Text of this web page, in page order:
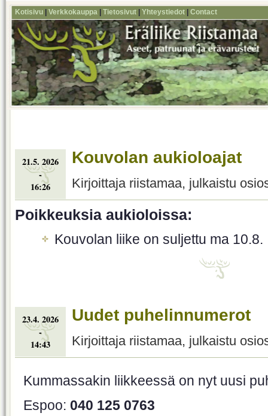
Kotisivu Verkkokauppa Tietosivut Yhteystiedot Contact
21.5. 2026
-
16:26
Kouvolan aukioloajat
Kirjoittaja riistamaa, julkaistu
Poikkeuksia aukioloissa:
Kouvolan liike on suljettu ma 10.8.
23.4. 2026
-
14:43
Uudet puhelinnumerot
Kirjoittaja riistamaa, julkaistu
Kummassakin liikkeessä on nyt uusi
Espoo: 040 125 0763